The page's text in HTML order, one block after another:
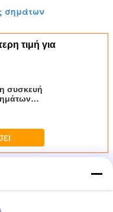
σημάτων
τιμή για
συσκευή
σημάτων